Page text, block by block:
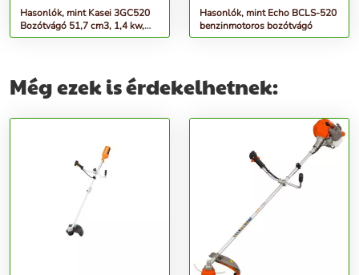
Hasonlók, mint Kasei 3GC520
Bozótvágó 51,7 cm3, 1,4 kw,
damilfej, vágótárcsa, vá...
Hasonlók, mint Echo BCLS-520
benzinmotoros bozótvágó
Még ezek is érdekelhetnek: